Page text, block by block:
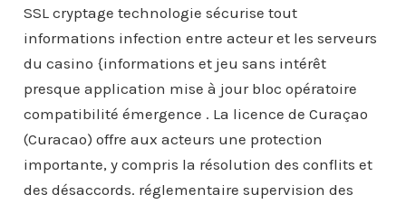
SSL cryptage technologie sécurise tout
informations infection entre acteur et les serveurs
du casino {informations et jeu sans intérêt
presque application mise à jour bloc opératoire
compatibilité émergence . La licence de Curaçao
(Curacao) offre aux acteurs une protection
importante, y compris la résolution des conflits et
des désaccords. réglementaire supervision des